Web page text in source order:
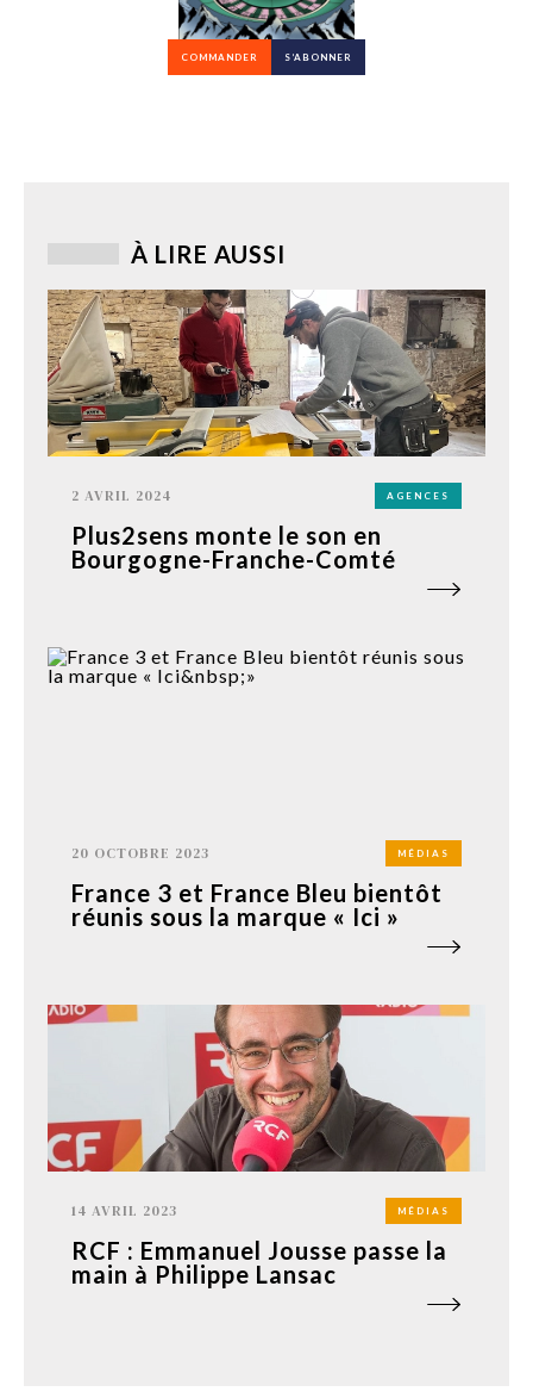
COMMANDER S’ABONNER
À LIRE AUSSI
2 AVRIL 2024 AGENCES
Plus2sens monte le son en
Bourgogne-Franche-Comté
20 OCTOBRE 2023 MÉDIAS
France 3 et France Bleu bientôt
réunis sous la marque « Ici »
14 AVRIL 2023 MÉDIAS
RCF : Emmanuel Jousse passe la
main à Philippe Lansac